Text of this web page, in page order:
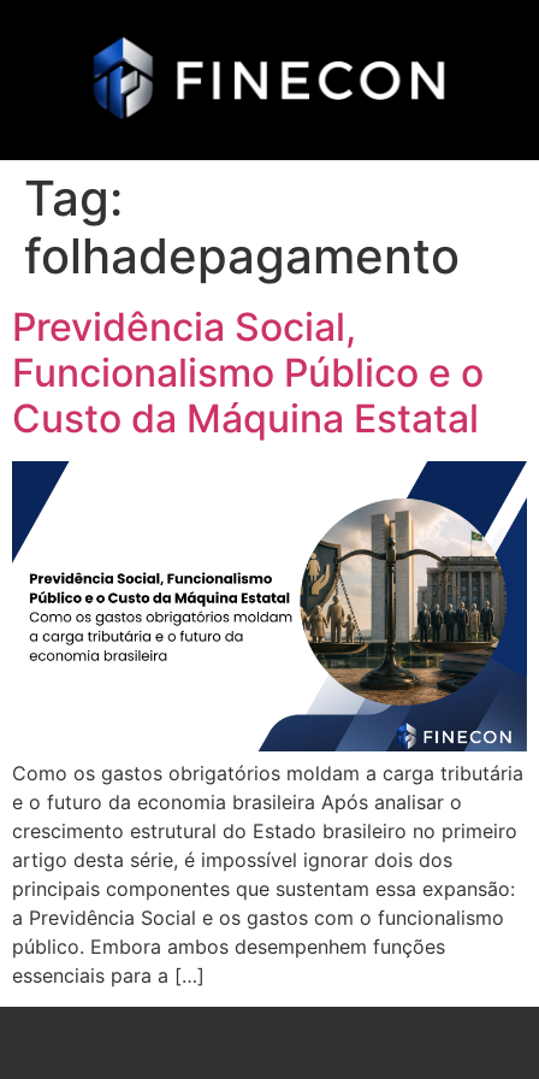
Tag:
folhadepagamento
Previdência Social,
Funcionalismo Público e o
Custo da Máquina Estatal
Como os gastos obrigatórios moldam a carga tributária
e o futuro da economia brasileira Após analisar o
crescimento estrutural do Estado brasileiro no primeiro
artigo desta série, é impossível ignorar dois dos
principais componentes que sustentam essa expansão:
a Previdência Social e os gastos com o funcionalismo
público. Embora ambos desempenhem funções
essenciais para a […]